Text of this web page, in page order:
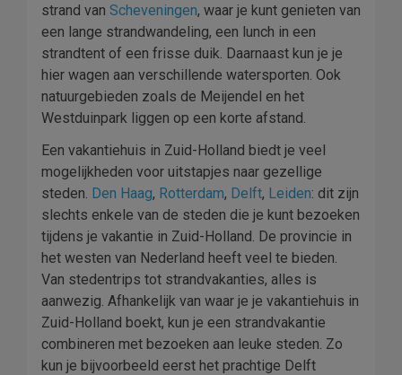
strand van Scheveningen, waar je kunt genieten van
een lange strandwandeling, een lunch in een
strandtent of een frisse duik. Daarnaast kun je je
hier wagen aan verschillende watersporten. Ook
natuurgebieden zoals de Meijendel en het
Westduinpark liggen op een korte afstand.
Een vakantiehuis in Zuid-Holland biedt je veel
mogelijkheden voor uitstapjes naar gezellige
steden. Den Haag, Rotterdam, Delft, Leiden: dit zijn
slechts enkele van de steden die je kunt bezoeken
tijdens je vakantie in Zuid-Holland. De provincie in
het westen van Nederland heeft veel te bieden.
Van stedentrips tot strandvakanties, alles is
aanwezig. Afhankelijk van waar je je vakantiehuis in
Zuid-Holland boekt, kun je een strandvakantie
combineren met bezoeken aan leuke steden. Zo
kun je bijvoorbeeld eerst het prachtige Delft